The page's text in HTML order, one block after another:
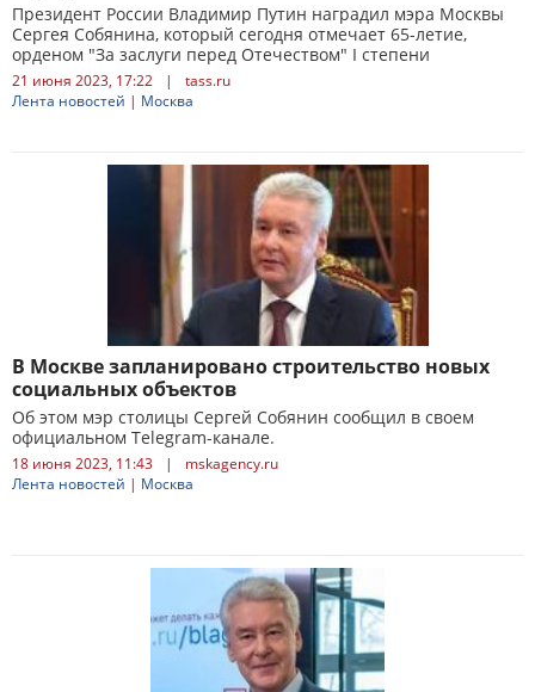
Президент России Владимир Путин наградил мэра Москвы
Сергея Собянина, который сегодня отмечает 65-летие,
орденом "За заслуги перед Отечеством" I степени
21 июня 2023, 17:22 |
tass.ru
Лента новостей | Москва
В Москве запланировано строительство новых
социальных объектов
Об этом мэр столицы Сергей Собянин сообщил в своем
официальном Telegram-канале.
18 июня 2023, 11:43 |
mskagency.ru
Лента новостей | Москва